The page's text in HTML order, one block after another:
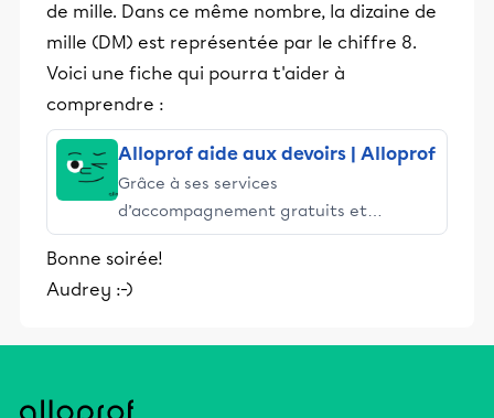
de mille. Dans ce même nombre, la dizaine de
mille (DM) est représentée par le chiffre 8.
Voici une fiche qui pourra t'aider à
comprendre :
Alloprof aide aux devoirs | Alloprof
Grâce à ses services
d’accompagnement gratuits et
stimulants, Alloprof engage les élèves
et leurs parents dans la réussite
éducative.
Bonne soirée!
Audrey :-)